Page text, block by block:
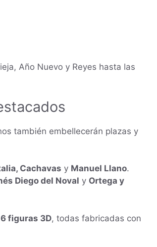
Año Nuevo y Reyes hasta las
también embellecerán plazas y
Cachavas y Manuel Llano.
Diego del Noval y Ortega y
6 figuras 3D, todas fabricadas con